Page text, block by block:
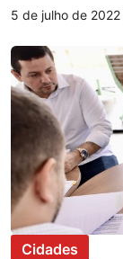
5 de julho de
Cidades